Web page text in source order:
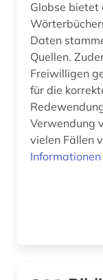
Globse bietet
Daten
Quellen.
Freiwilligen
für die
Verwendung
Informationen